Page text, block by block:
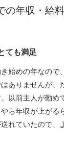
の年収・給
ても満足
始めの年なので
ありませんが、
以前主人が勤め
ら年収が上がる
れていたので、